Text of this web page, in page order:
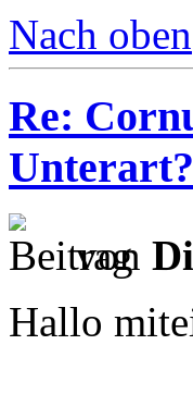
Nach oben
Re:
Unterart?
von
Hallo